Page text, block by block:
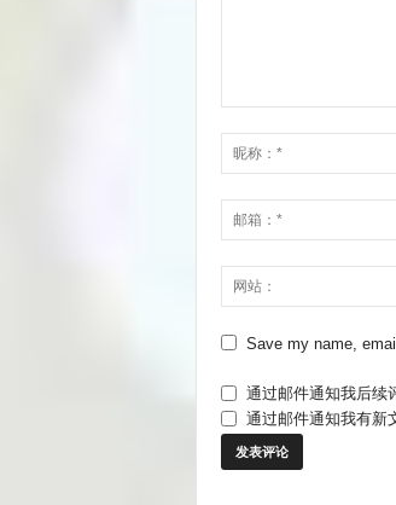
Save my name,
通过邮件通知我后续
通过邮件通知我有新